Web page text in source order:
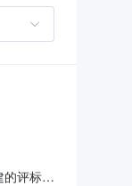
评标委